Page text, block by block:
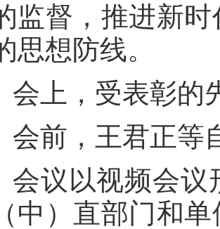
监督，推进新
思想防线。
会上，受表彰的
会前，王君正等
会议以视频会议
（中）直部门和